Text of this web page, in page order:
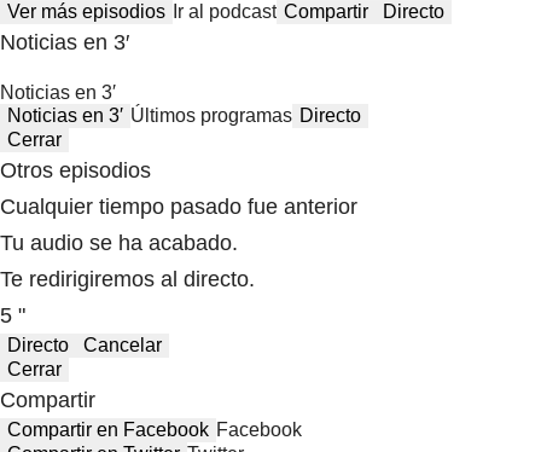
Ver más episodios Ir al podcast Compartir Directo
Noticias en 3′
Noticias en 3′
Noticias en 3′ Últimos programas Directo
Cerrar
Otros episodios
Cualquier tiempo pasado fue anterior
Tu audio se ha acabado.
Te redirigiremos al directo.
5 "
Directo
Cancelar
Cerrar
Compartir
Compartir en Facebook Facebook